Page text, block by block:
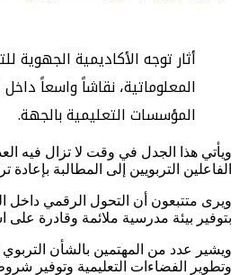
أثار توجه الأكاديمية
المعلوماتية، نقاشاً واسعاً
المؤسسات التعليمية بالجهة.
ويأتي هذا الجدل في وقت لا تزال فيه
الفاعلين التربويين إلى المطالبة
ويرى متتبعون أن التحول الرقمي داخل
بتوفير بيئة مدرسية ملائمة وقادرة
ويشير عدد من المهتمين بالشأن
وتطوير الفضاءات التعليمية وتوفير